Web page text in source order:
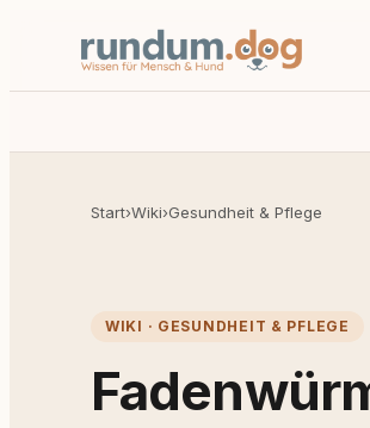
Start›Wiki›Gesundheit & Pflege
WIKI · GESUNDHEIT & PFLEGE